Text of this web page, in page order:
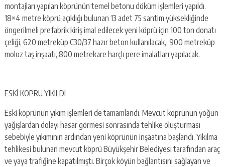
montajları yapılan köprünün temel betonu döküm işlemleri yapıldı.
18×4 metre köprü açıklığı bulunan 13 adet 75 santim yüksekliğinde
öngerilmeli prefabrik kiriş imal edilecek yeni köprü için 100 ton donatı
çeliği, 620 metreküp C30/37 hazır beton kullanılacak, 900 metreküp
moloz taş inşaatı, 800 metrekare harçlı pere imalatları yapılacak.
ESKİ KÖPRÜ YIKILDI
Eski köprünün yıkım işlemleri de tamamlandı. Mevcut köprünün yoğun
yağışlardan dolayı hasar görmesi sonrasında tehlike oluşturması
sebebiyle yıkımının ardından yeni köprünün inşaatına başlandı. Yıkılma
tehlikesi bulunan mevcut köprü Büyükşehir Belediyesi tarafından araç
ve yaya trafiğine kapatılmıştı. Birçok köyün bağlantısını sağlayan ve